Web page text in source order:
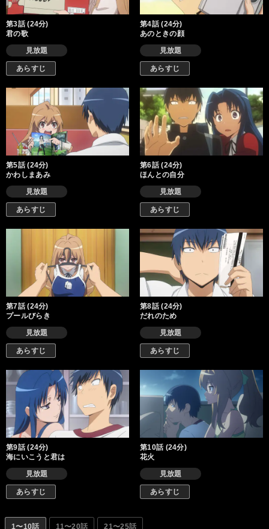
第3話 (24分)
君の歌
見放題
あらすじ
第4話 (24分)
あのときの顔
見放題
あらすじ
第5話 (24分)
かわしまあみ
見放題
あらすじ
第6話 (24分)
ほんとの自分
見放題
あらすじ
第7話 (24分)
プールびらき
見放題
あらすじ
第8話 (24分)
だれのため
見放題
あらすじ
第9話 (24分)
海にいこうと君は
見放題
あらすじ
第10話 (24分)
花火
見放題
あらすじ
1〜10話 11〜20話 21〜25話